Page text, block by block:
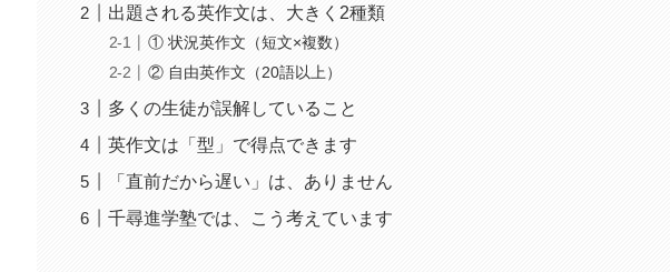
出題される英作文は、大きく2種類
① 状況英作文（短文×複数）
② 自由英作文（20語以上）
多くの生徒が誤解していること
英作文は「型」で得点できます
「直前だから遅い」は、ありません
千尋進学塾では、こう考えています